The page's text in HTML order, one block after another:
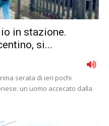
in stazione.
si...
serata di ieri pochi
un uomo accecato dalla